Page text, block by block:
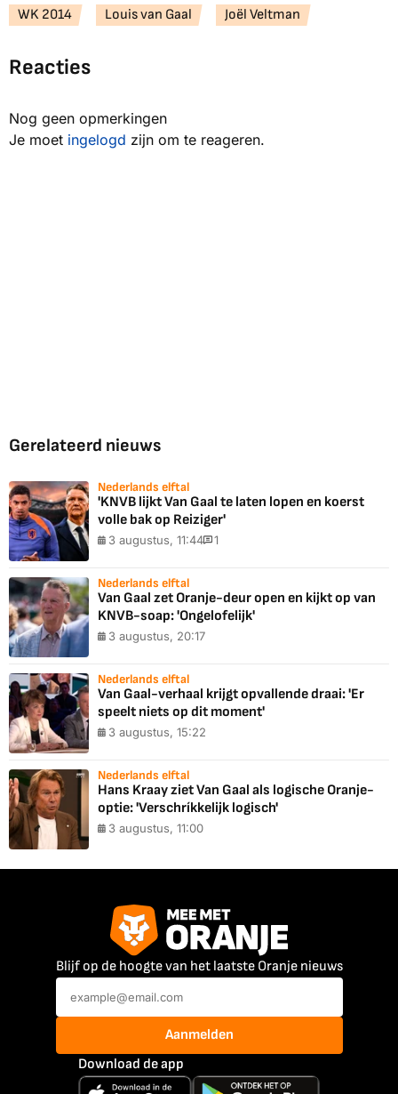
WK 2014 Louis van Gaal Joël Veltman
Reacties
Nog geen opmerkingen
Je moet ingelogd zijn om te reageren.
Gerelateerd nieuws
Nederlands elftal
'KNVB lijkt Van Gaal te laten lopen en koerst
volle bak op Reiziger'
3 augustus, 11:44 1
Nederlands elftal
Van Gaal zet Oranje-deur open en kijkt op van
KNVB-soap: 'Ongelofelijk'
3 augustus, 20:17
Nederlands elftal
Van Gaal-verhaal krijgt opvallende draai: 'Er
speelt niets op dit moment'
3 augustus, 15:22
Nederlands elftal
Hans Kraay ziet Van Gaal als logische Oranje-
optie: 'Verschríkkelijk logisch'
3 augustus, 11:00
Blijf op de hoogte van het laatste Oranje nieuws
Aanmelden
Download de app